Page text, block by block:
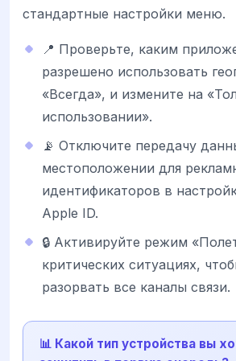
стандартные настройки меню.
📍 Проверьте, каким
разрешено использовать
«Всегда», и измените на
использовании».
📡 Отключите передачу
местоположении для
идентификаторов в
Apple ID.
🔒 Активируйте режим
критических ситуациях,
разорвать все каналы связи.
📊 Какой тип устройства вы